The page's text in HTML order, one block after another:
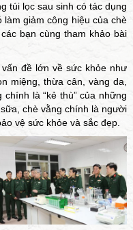
túi lọc sau sinh có tác dụng
giảm công hiệu của chè
bạn cùng tham khảo bài
đề lớn về sức khỏe như
miệng, thừa cân, vàng da,
là “kẻ thù” của những
chè vằng chính là người
vệ sức khỏe và sắc đẹp.